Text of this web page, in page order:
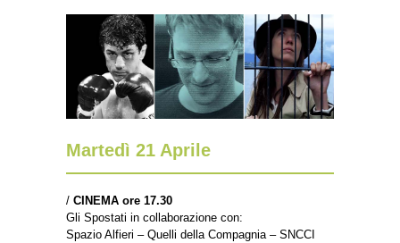
Martedì 21 Aprile
/ CINEMA ore 17.30
Gli Spostati in collaborazione con:
Spazio Alfieri – Quelli della Compagnia – SNCCI